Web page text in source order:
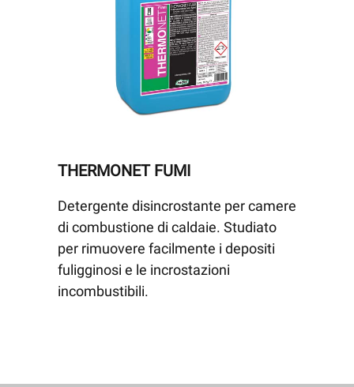
THERMONET FUMI
Detergente disincrostante per camere
di combustione di caldaie. Studiato
per rimuovere facilmente i depositi
fuligginosi e le incrostazioni
incombustibili.